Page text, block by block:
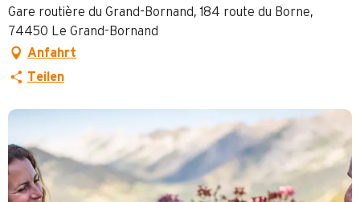
Gare routière du Grand-Bornand, 184 route du Borne,
74450 Le Grand-Bornand
Anfahrt
Teilen